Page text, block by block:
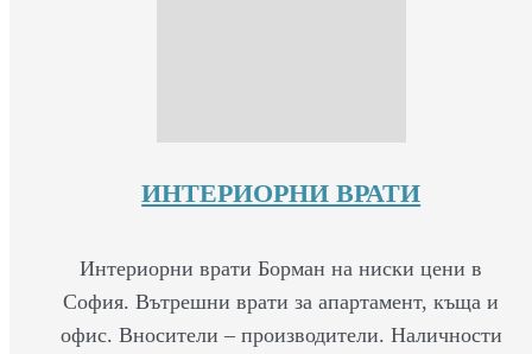
ИНТЕРИОРНИ ВРАТИ
Интериорни врати Борман на ниски цени в
София. Вътрешни врати за апартамент, къща и
офис. Вносители – производители. Наличности